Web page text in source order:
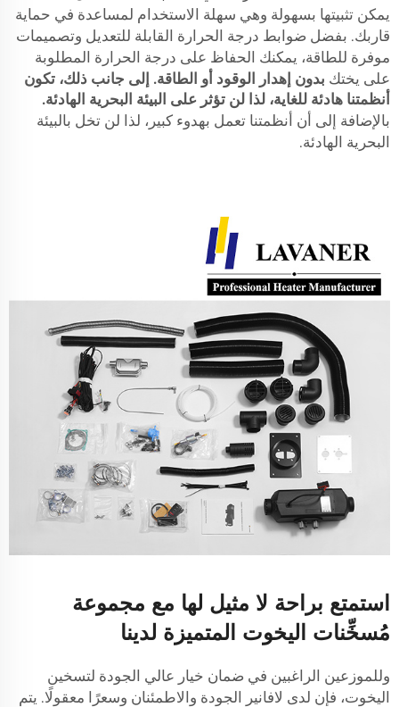
يمكن تثبيتها بسهولة وهي سهلة الاستخدام لمساعدة في حماية
قاربك. بفضل ضوابط درجة الحرارة القابلة للتعديل وتصميمات
موفرة للطاقة، يمكنك الحفاظ على درجة الحرارة المطلوبة
على يختك بدون إهدار الوقود أو الطاقة. إلى جانب ذلك، تكون
أنظمتنا هادئة للغاية، لذا لن تؤثر على البيئة البحرية الهادئة.
بالإضافة إلى أن أنظمتنا تعمل بهدوء كبير، لذا لن تخل بالبيئة
البحرية الهادئة.
استمتع براحة لا مثيل لها مع مجموعة
مُسخِّنات اليخوت المتميزة لدينا
وللموزعين الراغبين في ضمان خيار عالي الجودة لتسخين
اليخوت، فإن لدى لافانير الجودة والاطمئنان وسعرًا معقولًا. يتم